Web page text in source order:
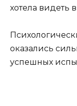
хотела видеть
оказались
успешных